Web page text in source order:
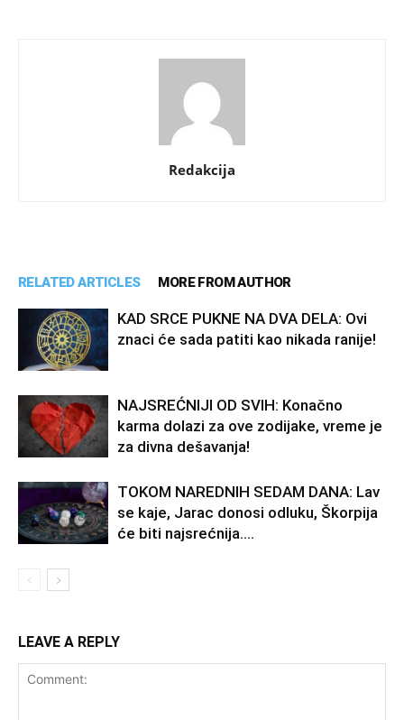
Redakcija
RELATED ARTICLES MORE FROM AUTHOR
KAD SRCE PUKNE NA DVA DELA: Ovi
znaci će sada patiti kao nikada ranije!
NAJSREĆNIJI OD SVIH: Konačno
karma dolazi za ove zodijake, vreme je
za divna dešavanja!
TOKOM NAREDNIH SEDAM DANA: Lav
se kaje, Jarac donosi odluku, Škorpija
će biti najsrećnija….
LEAVE A REPLY